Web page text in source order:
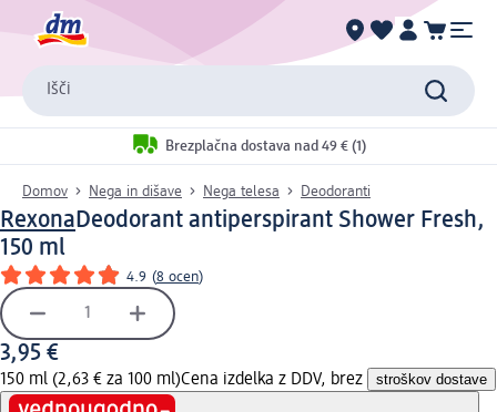
Išči
Brezplačna dostava nad 49 € (1)
Domov Nega in dišave Nega telesa Deodoranti
RexonaDeodorant antiperspirant Shower Fresh,
150 ml
4.9 (8 ocen)
3,95 €
150 ml (2,63 € za 100 ml)Cena izdelka z DDV, brez stroškov dostave